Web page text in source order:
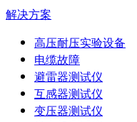
解决方案
高压耐压实验设备
电缆故障
避雷器测试仪
互感器测试仪
变压器测试仪